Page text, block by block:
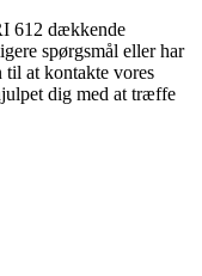
612 dækkende
spørgsmål eller har
at kontakte vores
dig med at træffe